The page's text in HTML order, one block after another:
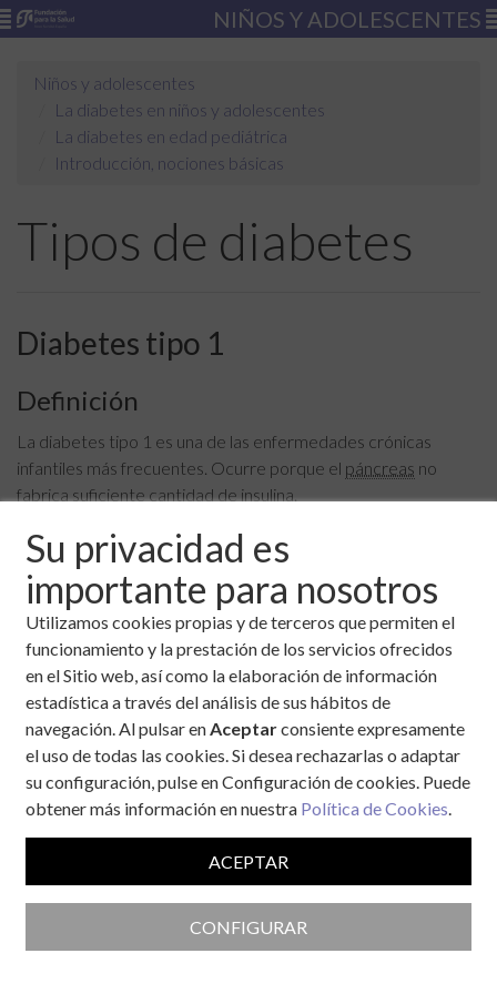
Su privacidad es
importante para nosotros
Utilizamos cookies propias y de terceros que permiten el
funcionamiento y la prestación de los servicios ofrecidos
en el Sitio web, así como la elaboración de información
estadística a través del análisis de sus hábitos de
navegación. Al pulsar enAceptarconsiente expresamente
el uso de todas las cookies. Si desea rechazarlas o adaptar
su configuración, pulse en Configuración de cookies. Puede
obtener más información en nuestra Política de Cookies.
ACEPTAR
CONFIGURAR
NIÑOS Y ADOLESCENTES
Niños y adolescentes
La diabetes en niños y adolescentes
La diabetes en edad pediátrica
Introducción, nociones básicas
Tipos de diabetes
Diabetes tipo 1
Definición
La diabetes tipo 1 es una de las enfermedades crónicas
infantiles más frecuentes. Ocurre porque el páncreas no
fabrica suficiente cantidad de insulina
Causas
Hasta hoy, se desconocen las causas exactas que dan origen a
una diabetes tipo 1. Se sabe que existen una serie de factores
combinados entre sí:
Factor genético. Se hereda la predisposición a tener
diabetes, no la diabetes en sí. Sólo el 13% de los niños y
adolescentes con diabetes tienen un padre o hermano
con esta enfermedad. Sabemos que la causa no es
totalmente debida a la herencia por los estudios que se
han realizado en gemelos idénticos. Cuando un gemelo
tiene diabetes tipo 1, sólo en la mitad de los casos el
otro gemelo desarrollará la enfermedad. Si la causa
fuese únicamente genética, ambos gemelos
desarrollarían siempre la enfermedad.